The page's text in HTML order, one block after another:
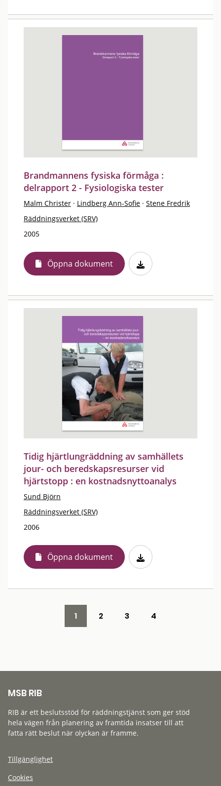
Brandmannens fysiska förmåga :
delrapport 2 - Fysiologiska tester
Malm Christer · Lindberg Ann-Sofie · Stene Fredrik
Räddningsverket (SRV)
2005
Öppna dokument
Tidig hjärtlungräddning av samhällets
jour- och beredskapsresurser vid
hjärtstopp : en kostnadsnyttoanalys
Sund Björn
Räddningsverket (SRV)
2006
Öppna dokument
1 2 3 4
MSB RIB
RIB är ett beslutsstöd för räddningstjänst som ger stöd
hela vägen från planering av framtida insatser till att
fatta rätt beslut när olyckan är framme.
Tillgänglighet
Cookies